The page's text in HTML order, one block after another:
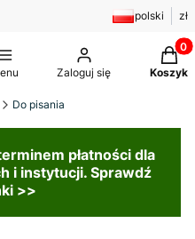
polski zł
Zaloguj się Koszyk
Do pisania
płatności dla
i instytucji. Sprawdź
>>